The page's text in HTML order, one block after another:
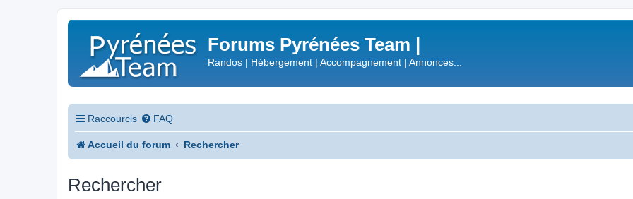
Forums Pyrénées Team |
Randos | Hébergement | Accompagnement | Annonces...
Raccourcis FAQ
Accueil du forum Rechercher
Rechercher